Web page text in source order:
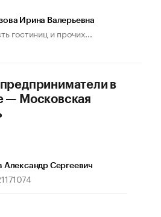
иначе». Как живет глава
что рассказал Маск в
пять ключевых основ
российской нефти —
людей: почему рост доходов
Ирина Валерьевна
гостиниц и прочих...
в
— Московская
Александр Сергеевич